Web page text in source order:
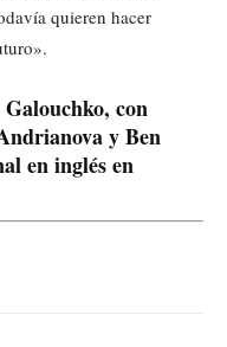
quieren hacer
con
y Ben
en inglés en